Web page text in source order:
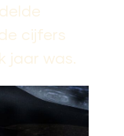
cijfers
jaar was.